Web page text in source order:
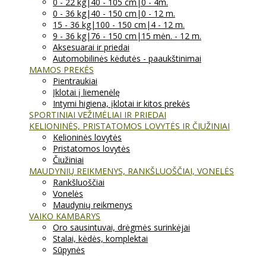
0 - 36 kg|40 - 150 cm|0 - 12 m.
15 - 36 kg|100 - 150 cm|4 - 12 m.
9 - 36 kg|76 - 150 cm|15 mėn. - 12 m.
Aksesuarai ir priedai
Automobilinės kėdutės - paaukštinimai
MAMOS PREKĖS
Pientraukiai
Įklotai į liemenėlę
Intymi higiena, įklotai ir kitos prekės
SPORTINIAI VEŽIMĖLIAI IR PRIEDAI
KELIONINĖS, PRISTATOMOS LOVYTĖS IR ČIUŽINIAI
Kelioninės lovytės
Pristatomos lovytės
Čiužiniai
MAUDYNIŲ REIKMENYS, RANKŠLUOŠČIAI, VONELĖS
Rankšluoščiai
Vonelės
Maudynių reikmenys
VAIKO KAMBARYS
Oro sausintuvai, drėgmės surinkėjai
Stalai, kėdės, komplektai
Sūpynės